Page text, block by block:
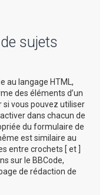
sujets
au langage HTML,
des éléments d’un
si vous pouvez utiliser
dans chacun de
du formulaire de
est similaire au
entre crochets [ et ]
sur le BBCode,
de rédaction de